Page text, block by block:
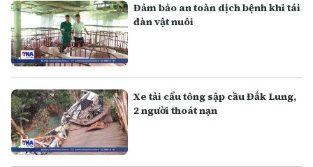
Đảm bảo an toàn dịch bệnh khi tái
đàn vật nuôi
Xe tải cẩu tông sập cầu Đắk Lung,
2 người thoát nạn